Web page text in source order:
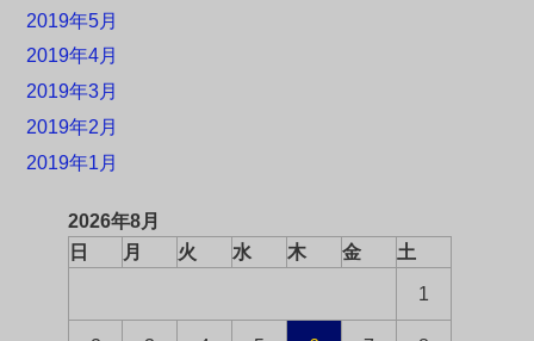
2019年5月
2019年4月
2019年3月
2019年2月
2019年1月
2026年8月
日
月 火 水 木 金 土
1